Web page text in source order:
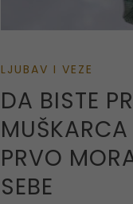
LJUBAV I VEZE
DA BISTE
PRVO
SEBE